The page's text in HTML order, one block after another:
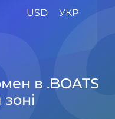
USD УКР
в .BOATS